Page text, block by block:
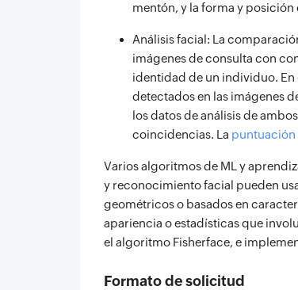
mentón, y la forma y posición
Análisis facial: La
imágenes de consulta con
identidad de un individuo. En
detectados en las imágenes
los datos de análisis de
coincidencias. La puntuación
Varios algoritmos de ML y
y reconocimiento facial pueden
geométricos o basados en
apariencia o estadísticas que
el algoritmo Fisherface, e
Formato de solicitud